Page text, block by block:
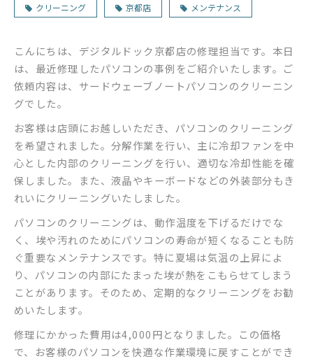
クリーニング 京都店 メンテナンス
こんにちは、デジタルドック京都店の修理担当です。本日
は、最近修理したパソコンの事例をご紹介いたします。ご
依頼内容は、サードウェーブノートパソコンのクリーニン
グでした。
お客様は店頭にお越しいただき、パソコンのクリーニング
を希望されました。分解作業を行い、主に冷却ファンを中
心とした内部のクリーニングを行い、適切な冷却性能を確
保しました。また、液晶やキーボードなどの外装部分もき
れいにクリーニングいたしました。
パソコンのクリーニングは、動作温度を下げるだけでな
く、埃や汚れのためにパソコンの寿命が短くなることも防
ぐ重要なメンテナンスです。特に夏場は気温の上昇によ
り、パソコンの内部にたまった埃が熱をこもらせてしまう
ことがあります。そのため、定期的なクリーニングをお勧
めいたします。
修理にかかった費用は4,000円となりました。この価格
で、お客様のパソコンを快適な作業環境に戻すことができ